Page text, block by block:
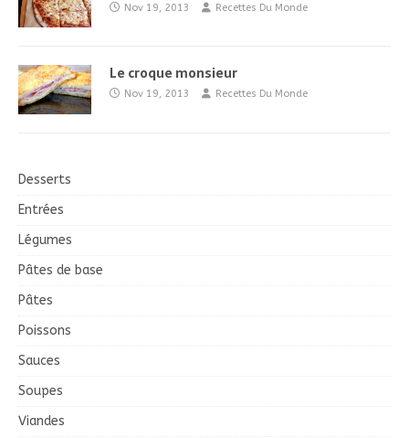
Nov 19, 2013 Recettes Du Monde
Le croque monsieur
Nov 19, 2013 Recettes Du Monde
Desserts
Entrées
Légumes
Pâtes de base
Pâtes
Poissons
Sauces
Soupes
Viandes